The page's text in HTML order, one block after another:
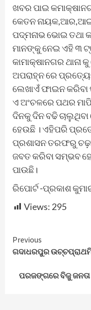
ଖବର ପାଇ
କେତନ
ପଦ୍ମନାଭ ଭୋଇ ତଥା
ମାନଙ୍କୁ ନେଇ ଏହି ୩
କାମାକ୍ଷାନଗର
ଅପରାହ୍ନ ରେ
ଲେଖାଏଁ ଫାଇନ କରିବା
ଏ ଅଂଚଳରେ ପଥର
ଦିନକୁ ଦିନ ବଢି
ହେଉଛି । ଏହିପରି
ପ୍ରଶାସନ ତରଫରୁ
ଜବତ କରିବା ସମ୍ଭବ
ପାଉଛି।
ରିପୋର୍ଟ -ପ୍ରକାଶ
Views: 295
Continue
Reading
Previous
ଗଦାଧରପୁର
ପରଜଙ୍ଗରେ ବିଜୁ ଜନତା